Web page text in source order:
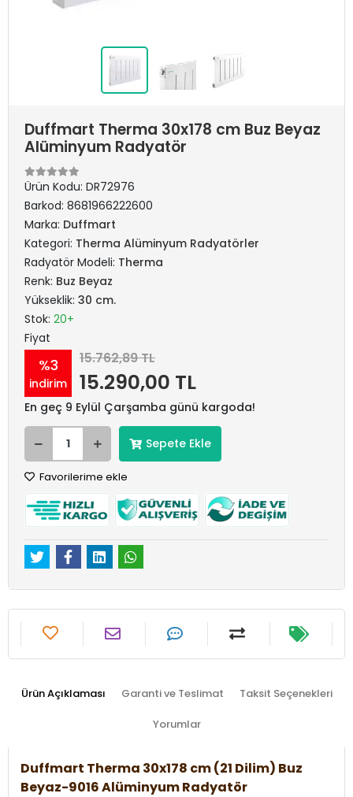
Duffmart Therma 30x178 cm Buz Beyaz
Alüminyum Radyatör
Ürün Kodu: DR72976
Barkod: 8681966222600
Marka: Duffmart
Kategori: Therma Alüminyum Radyatörler
Radyatör Modeli: Therma
Renk: Buz Beyaz
Yükseklik: 30 cm.
Stok: 20+
Fiyat
%3
indirim
15.762,89 TL
15.290,00 TL
En geç 9 Eylül Çarşamba günü kargoda!
Sepete Ekle
Favorilerime ekle
Ürün Açıklaması Garanti ve Teslimat Taksit Seçenekleri
Yorumlar
Duffmart Therma 30x178 cm (21 Dilim) Buz
Beyaz-9016 Alüminyum Radyatör